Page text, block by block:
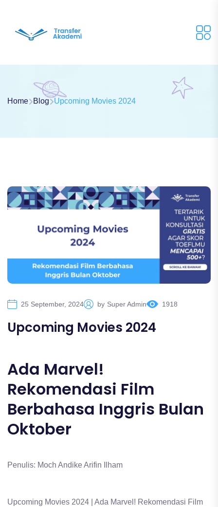
Home Blog Upcoming Movies 2024
25 September, 2024 by Super Admin 1918
Upcoming Movies 2024
Ada Marvel!
Rekomendasi Film
Berbahasa Inggris Bulan
Oktober
Penulis: Moch Andike Arifin Ilham
Upcoming Movies 2024 | Ada Marvel! Rekomendasi Film